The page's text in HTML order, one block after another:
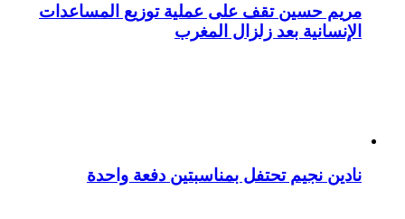
مريم حسين تقف على عملية توزيع المساعدات
الإنسانية بعد زلزال المغرب
نادين نجيم تحتفل بمناسبتين دفعة واحدة